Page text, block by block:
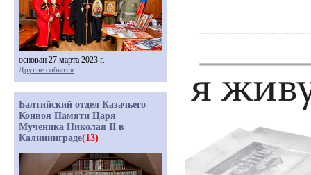
основан 27 марта 2023 г.
Другие события
Балтийский отдел Казачьего
Конвоя Памяти Царя
Мученика Николая II в
Калининграде(13)